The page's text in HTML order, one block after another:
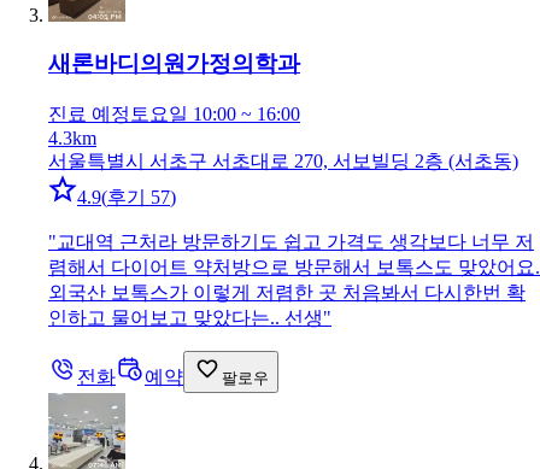
새론바디의원가정의학과
진료 예정 토요일 10:00 ~ 16:00
4.3km
서울특별시 서초구 서초대로 270, 서보빌딩 2층 (서초동)
4.9(후기 57)
"교대역 근처라 방문하기도 쉽고 가격도 생각보다 너무 저
렴해서 다이어트 약처방으로 방문해서 보톡스도 맞았어요.
외국산 보톡스가 이렇게 저렴한 곳 처음봐서 다시한번 확
인하고 물어보고 맞았다는.. 선생"
전화 예약 팔로우